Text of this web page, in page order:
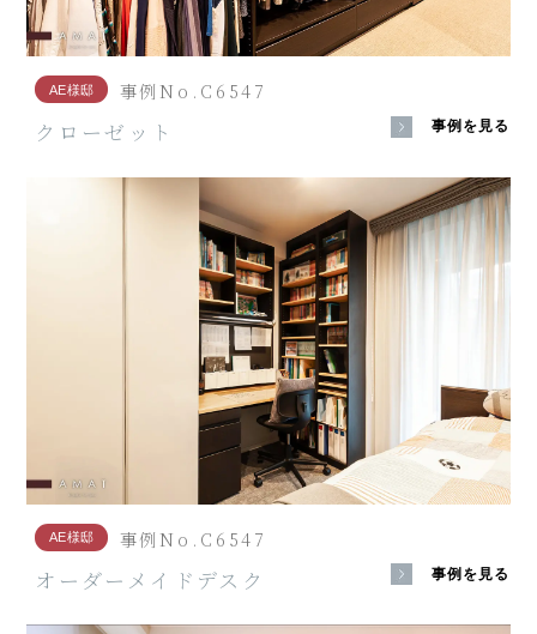
AE様邸 事例No.C6547
クローゼット 事例を見る
AE様邸 事例No.C6547
オーダーメイドデスク 事例を見る